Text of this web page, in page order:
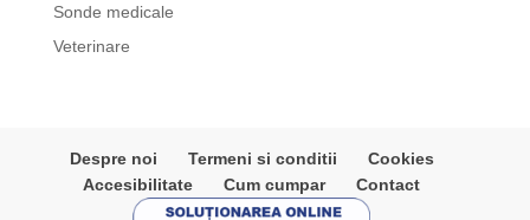
Sonde medicale
Veterinare
Despre noi Termeni si conditii
Cookies
Accesibilitate
Cum cumpar Contact